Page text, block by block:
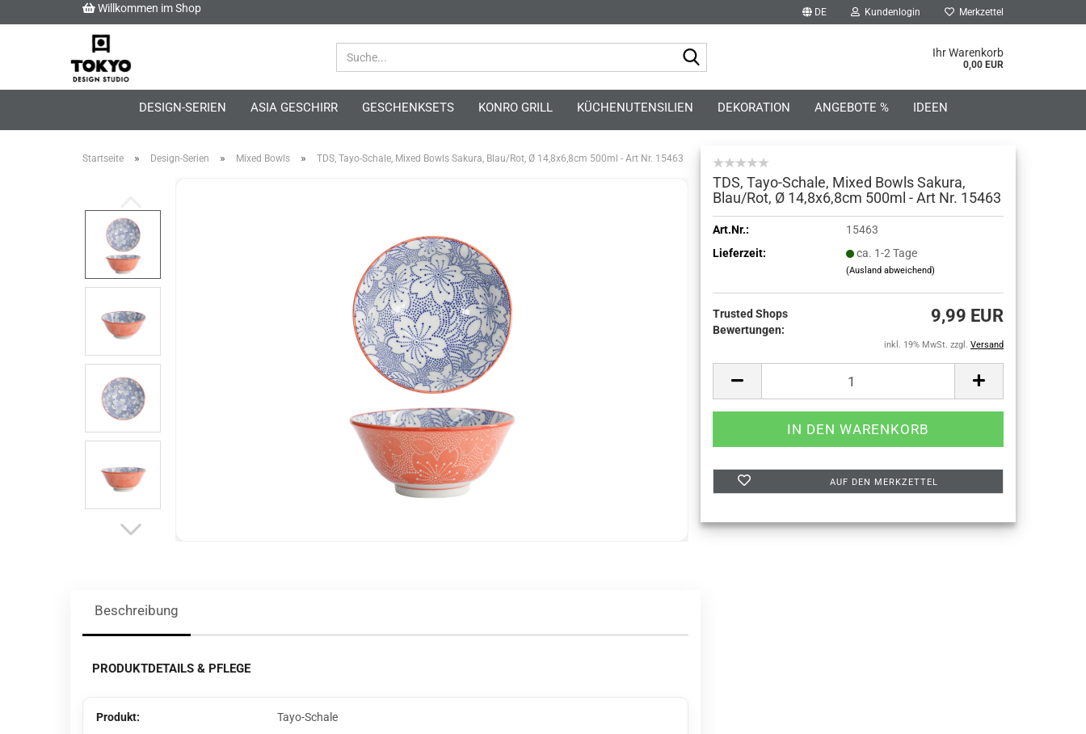
Willkommen im Shop DE Kundenlogin
Konto erstellen
Passwort vergessen?
Merkzettel
Ihr Warenkorb
0,00 EUR
DESIGN-SERIEN ASIA GESCHIRR GESCHENKSETS KONRO GRILL KÜCHENUTENSILIEN DEKORATION ANGEBOTE % IDEEN
Startseite » Design-Serien » Mixed Bowls » TDS, Tayo-Schale, Mixed Bowls Sakura, Blau/Rot, Ø 14,8x6,8cm 500ml - Art Nr. 15463
TDS, Tayo-Schale, Mixed Bowls Sakura,
Blau/Rot, Ø 14,8x6,8cm 500ml - Art Nr. 15463
Art.Nr.:
15463
Lieferzeit:
ca. 1-2 Tage
(Ausland abweichend)
Trusted Shops
Bewertungen:
9,99 EUR
inkl. 19% MwSt. zzgl. Versand
AUF DEN MERKZETTEL
Beschreibung
PRODUKTDETAILS & PFLEGE
Produkt: Tayo-Schale